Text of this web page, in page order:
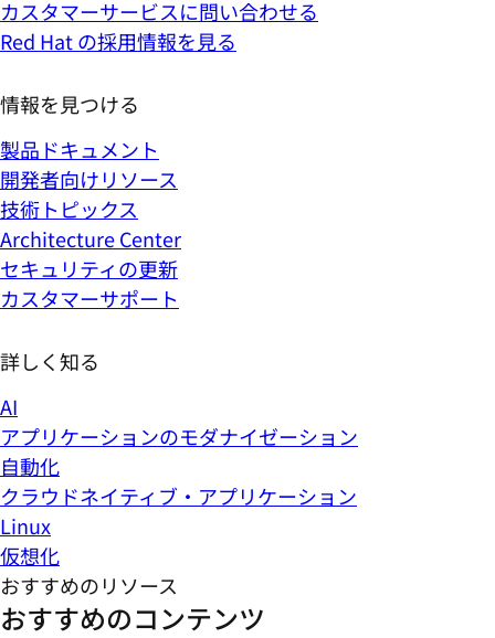
カスタマーサービスに問い合わせる
Red Hat の採用情報を見る
情報を見つける
製品ドキュメント
開発者向けリソース
技術トピックス
Architecture Center
セキュリティの更新
カスタマーサポート
詳しく知る
AI
アプリケーションのモダナイゼーション
自動化
クラウドネイティブ・アプリケーション
Linux
仮想化
おすすめのリソース
おすすめのコンテンツ